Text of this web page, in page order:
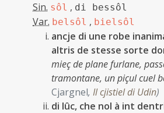
Sin. sôl , di bessôl
Var. belsôl , bielsôl
ancje di une robe
altris de stesse sorte
mieç de plane furlane,
tramontane, un piçul cuel
Cjargnel, Il cjistiel di Udin)
di lûc, che nol à int